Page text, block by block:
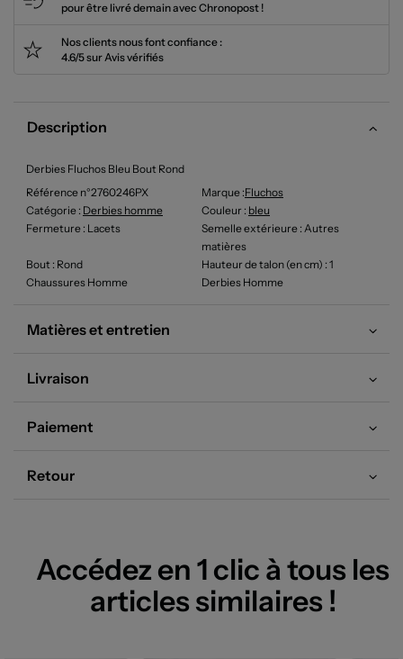
pour être livré demain avec Chronopost !
Nos clients nous font confiance :
4.6/5 sur Avis vérifiés
Description
Derbies Fluchos Bleu Bout Rond
Référence n°2760246PX
Marque :Fluchos
Catégorie : Derbies homme Couleur : bleu
Fermeture : Lacets Semelle extérieure : Autres
matières
Bout : Rond Hauteur de talon (en cm) : 1
Chaussures Homme
Derbies Homme
Matières et entretien
Livraison
Paiement
Retour
Accédez en 1 clic à tous les
articles similaires !